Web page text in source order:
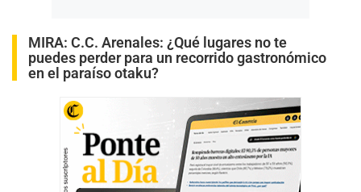
MIRA: C.C. Arenales: ¿Qué lugares no te
puedes perder para un recorrido gastronómico
en el paraíso otaku?